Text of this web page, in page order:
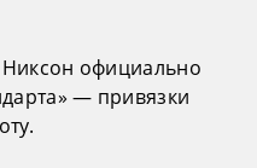
официально
— привязки